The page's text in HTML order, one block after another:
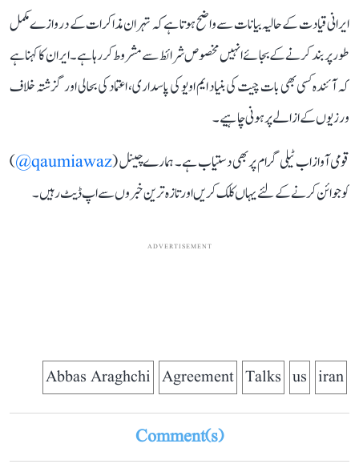
ایرانی قیادت کے حالیہ بیانات سے واضح ہوتا ہے کہ تہران مذاکرات کے دروازے مکمل
طور پر بند کرنے کے بجائے انہیں مخصوص شرائط سے مشروط کر رہا ہے۔ ایران کا کہنا ہے
کہ آئندہ کسی بھی بات چیت کی بنیاد ایم او یو کی پاسداری، اعتماد کی بحالی اور گزشتہ خلاف
ورزیوں کے ازالے پر ہونی چاہیے۔
قومی آواز اب ٹیلی گرام پر بھی دستیاب ہے۔ ہمارے چینل (qaumiawaz@
)
کو جوائن کرنے کے لئے یہاں کلک کریں اور تازہ ترین خبروں سے اپ ڈیٹ رہیں۔
ADVERTISEMENT
iran
us
Talks
Agreement
Abbas Araghchi
Comment(s)